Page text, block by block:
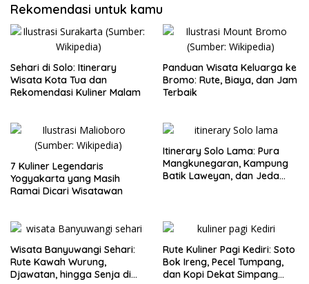
Rekomendasi untuk kamu
Sehari di Solo: Itinerary
Wisata Kota Tua dan
Rekomendasi Kuliner Malam
Panduan Wisata Keluarga ke
Bromo: Rute, Biaya, dan Jam
Terbaik
7 Kuliner Legendaris
Yogyakarta yang Masih
Ramai Dicari Wisatawan
Itinerary Solo Lama: Pura
Mangkunegaran, Kampung
Batik Laweyan, dan Jeda
Wisata Banyuwangi Sehari:
Rute Kawah Wurung,
Djawatan, hingga Senja di
Rute Kuliner Pagi Kediri: Soto
Bok Ireng, Pecel Tumpang,
dan Kopi Dekat Simpang